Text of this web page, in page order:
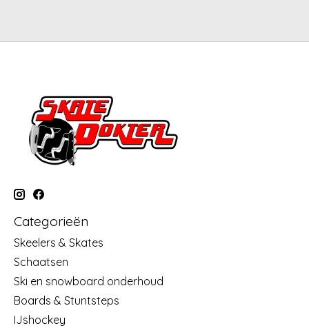
Categorieën
Skeelers & Skates
Schaatsen
Ski en snowboard onderhoud
Boards & Stuntsteps
IJshockey